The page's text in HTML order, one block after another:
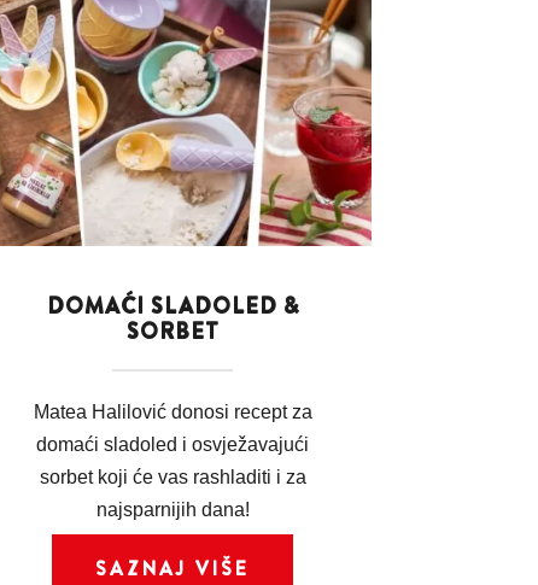
DOMAĆI SLADOLED &
SORBET
Matea Halilović donosi recept za
domaći sladoled i osvježavajući
sorbet koji će vas rashladiti i za
najsparnijih dana!
SAZNAJ VIŠE